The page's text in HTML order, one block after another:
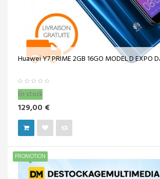
Huawei Y7 PRIME 2GB 16GO MODEL D EXPO
En stock
129,00 €
PROMOTION